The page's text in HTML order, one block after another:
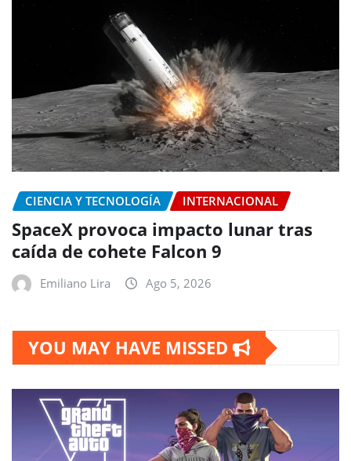
CIENCIA Y TECNOLOGÍA INTERNACIONAL
SpaceX provoca impacto lunar tras
caída de cohete Falcon 9
Emiliano Lira Ago 5, 2026
YOU MAY HAVE MISSED